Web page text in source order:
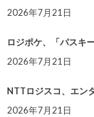
2026年7月21日
ロジポケ、「パスキ
2026年7月21日
NTTロジスコ、エン
2026年7月21日